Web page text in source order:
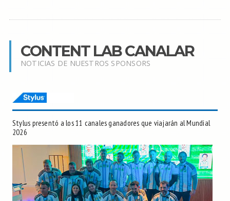
CONTENT LAB CANALAR
NOTICIAS DE NUESTROS SPONSORS
Stylus presentó a los 11 canales ganadores que viajarán al Mundial
2026